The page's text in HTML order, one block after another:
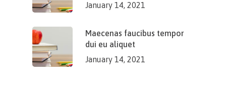
January 14, 2021
Maecenas faucibus tempor
dui eu aliquet
January 14, 2021